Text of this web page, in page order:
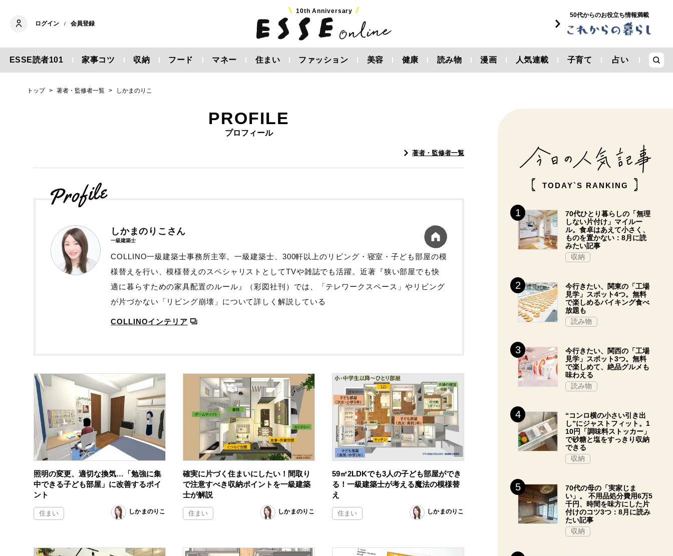
ログイン / 会員登録
10th Anniversary
50代からのお役立ち情報満載
ESSE読者101 家事コツ 収納 フード マネー 住まい ファッション 美容 健康 読み物 漫画 人気連載 子育て 占い
トップ 著者・監修者一覧 しかまのりこ
PROFILE
プロフィール
著者・監修者一覧
しかまのりこさん
一級建築士
COLLINO一級建築士事務所主宰。一級建築士、300軒以上のリビング・寝室・子ども部屋の模
様替えを行い、模様替えのスペシャリストとしてTVや雑誌でも活躍。近著『狭い部屋でも快
適に暮らすための家具配置のルール』（彩図社刊）では、「テレワークスペース」やリビング
が片づかない「リビング崩壊」について詳しく解説している
COLLINOインテリア
照明の変更、適切な換気…「勉強に集
中できる子ども部屋」に改善するポイ
ント
住まい しかまのりこ
確実に片づく住まいにしたい！間取り
で注意すべき収納ポイントを一級建築
士が解説
住まい しかまのりこ
59㎡2LDKでも3人の子ども部屋ができ
る！一級建築士が考える魔法の模様替
え
住まい しかまのりこ
TODAY`S RANKING
70代ひとり暮らしの「無理
しない片付け」マイルー
ル。食卓はあえて小さく、
ものを置かない：8月に読
みたい記事
収納
今行きたい、関東の「工場
見学」スポット4つ。無料
で楽しめるバイキング食べ
放題も
読み物
今行きたい、関西の「工場
見学」スポット3つ。無料
で楽しめて、絶品グルメも
味わえる
読み物
“コンロ横の小さい引き出
し”にジャストフィット。1
10円「調味料ストッカー」
で砂糖と塩をすっきり収納
できる
収納
70代の母の「実家じま
い」。 不用品処分費用6万5
千円、時間を味方にした片
付けのコツ3つ：8月に読み
たい記事
収納